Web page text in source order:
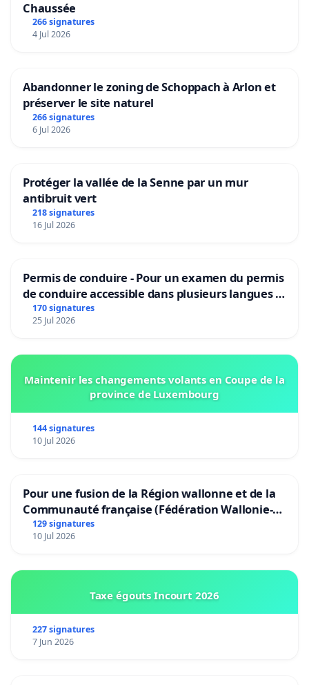
Chaussée
266 signatures
4 Jul 2026
Abandonner le zoning de Schoppach à Arlon et
préserver le site naturel
266 signatures
6 Jul 2026
Protéger la vallée de la Senne par un mur
antibruit vert
218 signatures
16 Jul 2026
Permis de conduire - Pour un examen du permis
de conduire accessible dans plusieurs langues à
Bruxelles
170 signatures
25 Jul 2026
Maintenir les changements volants en Coupe de la
province de Luxembourg
144 signatures
10 Jul 2026
Pour une fusion de la Région wallonne et de la
Communauté française (Fédération Wallonie-
Bruxelles)
129 signatures
10 Jul 2026
Taxe égouts Incourt 2026
227 signatures
7 Jun 2026